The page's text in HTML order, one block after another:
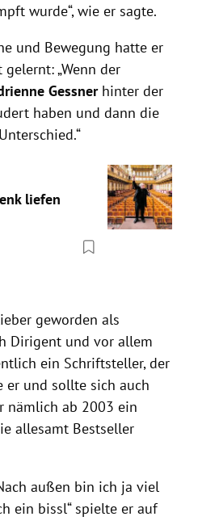
wurde“, wie er sagte.
und Bewegung hatte er
„Wenn der
Gessnerhinter der
haben und dann die
liefen
geworden als
Dirigent und vor allem
ein Schriftsteller, der
er und sollte sich auch
nämlich ab 2003 ein
allesamt Bestseller
außen bin ich ja viel
ein bissl“ spielte er auf